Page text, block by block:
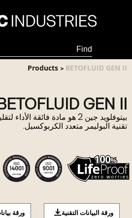
Search
for:
Products >BETOFLUID GEN II
GEN II
بيتوفلويد جين 2 هو مادة فائقة
تقنية البوليمر متعدد الكربوكسيل.
ورقة البيانات التقنية ورقة